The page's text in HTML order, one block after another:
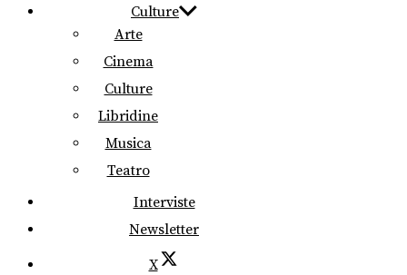
Culture
Arte
Cinema
Culture
Libridine
Musica
Teatro
Interviste
Newsletter
X